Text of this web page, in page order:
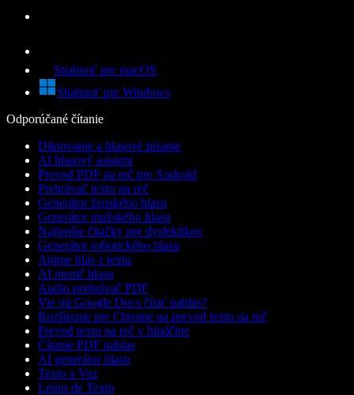
Stiahnuť pre macOS
Stiahnuť pre Windows
Odporúčané čítanie
Diktovanie a hlasové písanie
AI hlasový asistent
Prevod PDF na reč pre Android
Prehrávač textu na reč
Generátor ženského hlasu
Generátor mužského hlasu
Najlepšie čítačky pre dyslektikov
Generátor robotického hlasu
Anime hlas z textu
AI menič hlasu
Audio prehrávač PDF
Vie mi Google Docs čítať nahlas?
Rozšírenie pre Chrome na prevod textu na reč
Prevod textu na reč v hindčine
Čítanie PDF nahlas
AI generátor hlasu
Texto a Voz
Leitor de Texto